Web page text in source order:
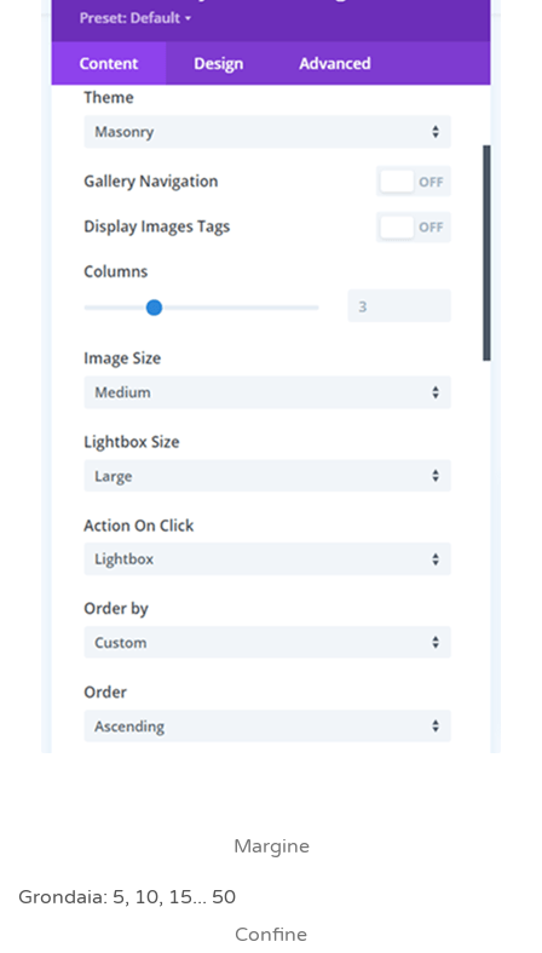
Margine
Grondaia: 5, 10, 15... 50
Confine